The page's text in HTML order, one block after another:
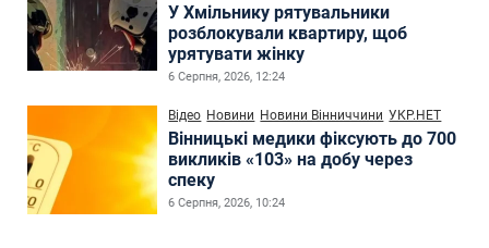
У Хмільнику рятувальники
розблокували квартиру, щоб
урятувати жінку
6 Серпня, 2026, 12:24
Відео Новини Новини Вінниччини УКР.НЕТ
Вінницькі медики фіксують до 700
викликів «103» на добу через
спеку
6 Серпня, 2026, 10:24